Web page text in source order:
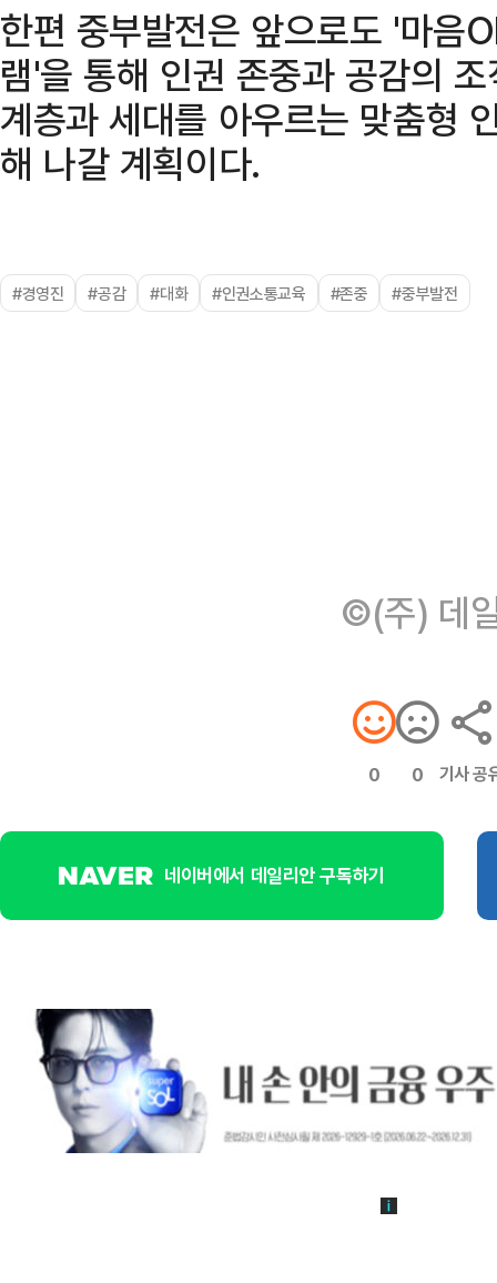
한편 중부발전은 앞으로도 '마음
램'을 통해 인권 존중과 공감의
계층과 세대를 아우르는 맞춤형
해 나갈 계획이다.
#경영진 #공감 #대화 #인권소통교육 #존중 #중부발전
©(주) 데
0 0 기사 공
네이버에서 데일리안 구독하기